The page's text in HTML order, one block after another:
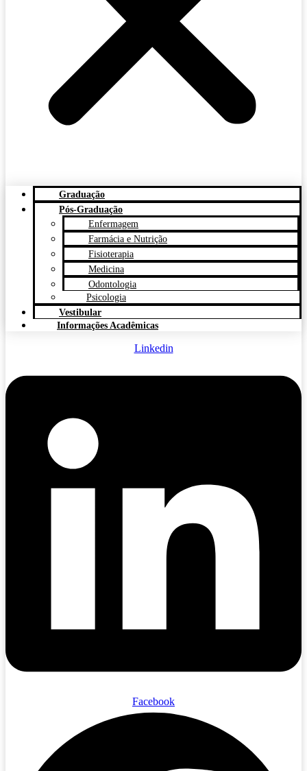
Graduação
Pós-Graduação
Enfermagem
Farmácia e Nutrição
Fisioterapia
Medicina
Odontologia
Psicologia
Vestibular
Informações Acadêmicas
Linkedin
Facebook